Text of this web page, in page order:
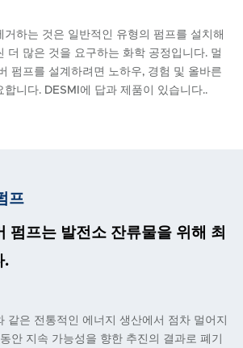
하는 것은 일반적인 유형의 펌프를 설치해
더 많은 것을 요구하는 화학 공정입니다. 멀
펌프를 설계하려면 노하우, 경험 및 올바른
합니다. DESMI에 답과 제품이 있습니다..
프
펌프는 발전소 잔류물을 위해 최
.
같은 전통적인 에너지 생산에서 점차 멀어지
안 지속 가능성을 향한 추진의 결과로 폐기